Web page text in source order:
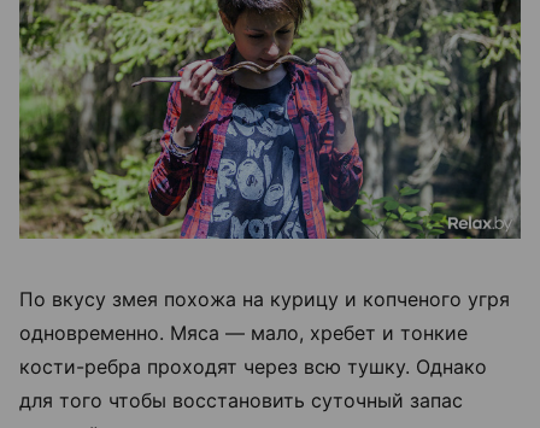
По вкусу змея похожа на курицу и копченого угря
одновременно. Мяса — мало, хребет и тонкие
кости-ребра проходят через всю тушку. Однако
для того чтобы восстановить суточный запас